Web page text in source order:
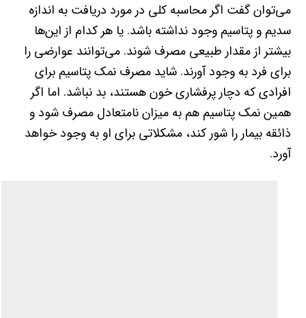
می‌توان گفت اگر محاسبه کلی در مورد دریافت به اندازه
سدیم و پتاسیم وجود نداشته باشد. یا هر کدام از این‌ها
بیشتر از مقدار طبیعی مصرف شوند. می‌توانند عوارضی را
برای فرد به وجود آورند. شاید مصرف نمک پتاسیم برای
افرادی که دچار پرفشاری خون هستند، بد نباشد. اما اگر
همین نمک پتاسیم هم به میزان نامتعادل مصرف شود و
ذائقه بیمار را شور کند، مشکلاتی برای او به وجود خواهد
آورد.